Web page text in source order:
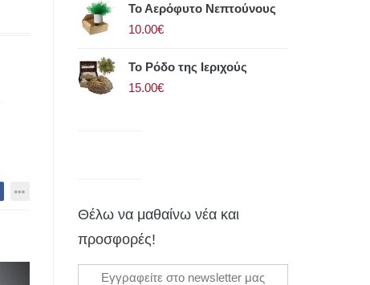
Το Αερόφυτο Νεπτούνους
10.00€
Το Ρόδο της Ιεριχούς
15.00€
Θέλω να μαθαίνω νέα και
προσφορές!
Εγγραφείτε στο newsletter μας